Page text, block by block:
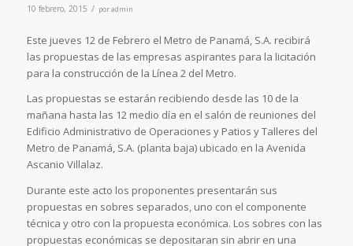
10 febrero, 2015 / poradmin
Este jueves 12 de Febrero el Metro de Panamá, S.A. recibirá
las propuestas de las empresas aspirantes para la licitación
para la construcción de la Línea 2 del Metro.
Las propuestas se estarán recibiendo desde las 10 de la
mañana hasta las 12 medio día en el salón de reuniones del
Edificio Administrativo de Operaciones y Patios y Talleres del
Metro de Panamá, S.A. (planta baja) ubicado en la Avenida
Ascanio Villalaz.
Durante este acto los proponentes presentarán sus
propuestas en sobres separados, uno con el componente
técnica y otro con la propuesta económica. Los sobres con las
propuestas económicas se depositaran sin abrir en una